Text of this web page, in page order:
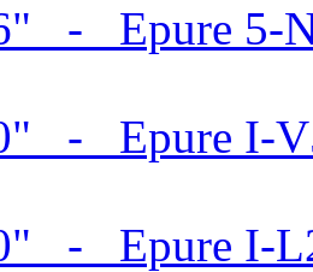
- Epure 5-
- Epure I-
- Epure I-